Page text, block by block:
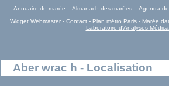
Annuaire de marée – Almanach des marées – Agenda
Widget Webmaster- Contact - Plan métro Paris - Marée
Laboratoire d'Analyses
Aber wrac h - Localisation